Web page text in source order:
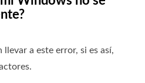
a este error, si es así,